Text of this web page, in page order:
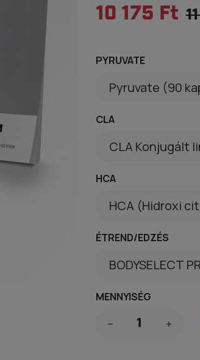
10 175 Ft
PYRUVATE
Pyruvate (90
CLA
CLA Konjugált
HCA
HCA (Hidroxi
ÉTREND/EDZÉS
MENNYISÉG